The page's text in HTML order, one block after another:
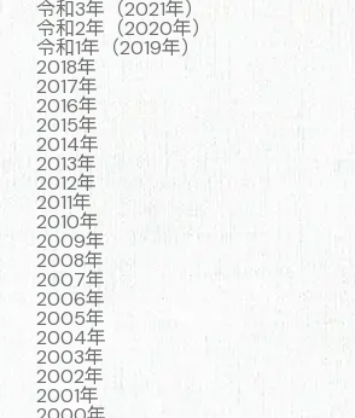
令和3年（2021年）
令和2年（2020年）
令和1年（2019年）
2018年
2017年
2016年
2015年
2014年
2013年
2012年
2011年
2010年
2009年
2008年
2007年
2006年
2005年
2004年
2003年
2002年
2001年